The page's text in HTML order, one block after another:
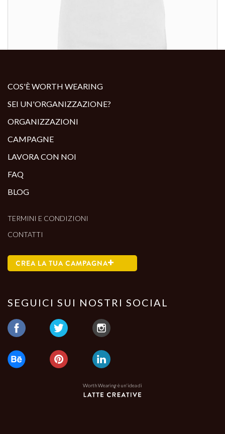
COS'È WORTH WEARING
SEI UN'ORGANIZZAZIONE?
ORGANIZZAZIONI
CAMPAGNE
LAVORA CON NOI
FAQ
BLOG
TERMINI E CONDIZIONI
CONTATTI
CREA LA TUA CAMPAGNA
SEGUICI SUI NOSTRI SOCIAL
Worth Wearing è un'idea di